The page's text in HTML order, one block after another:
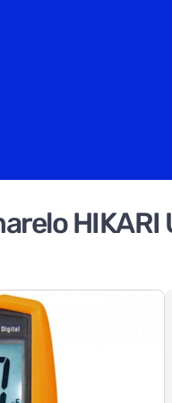
HIKARI